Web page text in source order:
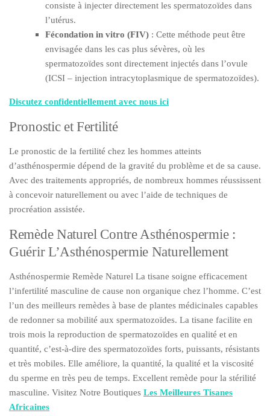
consiste à injecter directement les spermatozoïdes dans
l’utérus.
Fécondation in vitro (FIV) : Cette méthode peut être
envisagée dans les cas plus sévères, où les
spermatozoïdes sont directement injectés dans l’ovule
(ICSI – injection intracytoplasmique de spermatozoïdes).
Discutez confidentiellement avec nous ici
Pronostic et Fertilité
Le pronostic de la fertilité chez les hommes atteints
d’asthénospermie dépend de la gravité du problème et de sa cause.
Avec des traitements appropriés, de nombreux hommes réussissent
à concevoir naturellement ou avec l’aide de techniques de
procréation assistée.
Remède Naturel Contre Asthénospermie :
Guérir L’Asthénospermie Naturellement
Asthénospermie Remède Naturel La tisane soigne efficacement
l’infertilité masculine de cause non organique chez l’homme. C’est
l’un des meilleurs remèdes à base de plantes médicinales capables
de redonner sa mobilité aux spermatozoïdes. La tisane facilite en
trois mois la reproduction de spermatozoïdes en qualité et en
quantité, c’est-à-dire des spermatozoïdes forts, puissants, résistants
et très mobiles. Elle améliore, la quantité, la qualité et la viscosité
du sperme en très peu de temps. Excellent remède pour la stérilité
masculine. Visitez Notre Boutiques Les Meilleures Tisanes
Africaines